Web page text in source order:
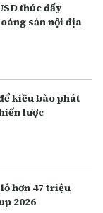
thúc đẩy
sản nội địa
kiều bào phát
lược
hơn 47 triệu
2026